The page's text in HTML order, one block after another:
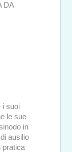
DA
i suoi
le sue
in
ausilio
pratica